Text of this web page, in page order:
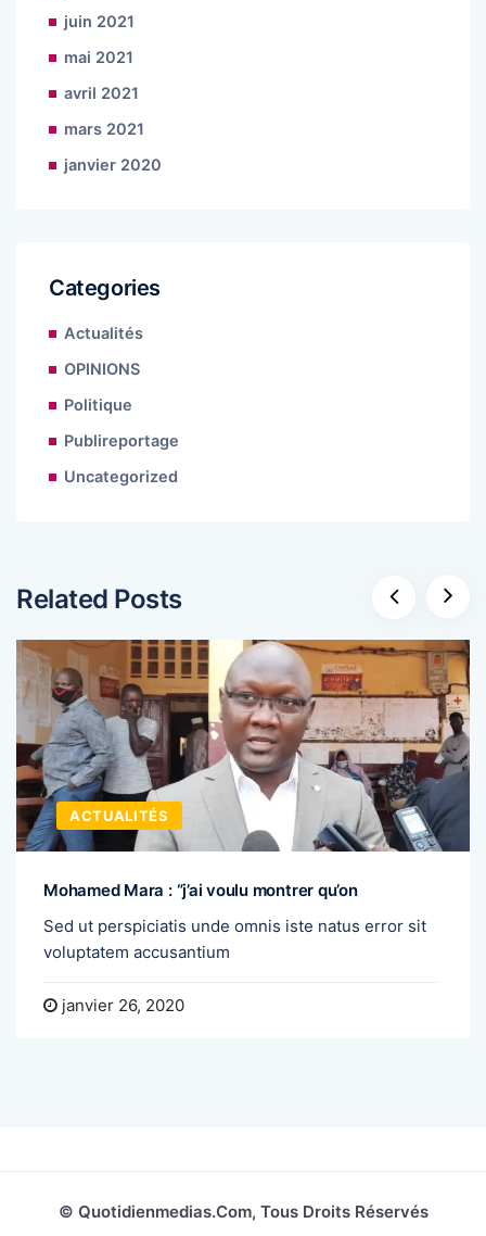
juin 2021
mai 2021
avril 2021
mars 2021
janvier 2020
Categories
Actualités
OPINIONS
Politique
Publireportage
Uncategorized
Related Posts
ACTUALITÉS
Mohamed Mara : “j’ai voulu montrer qu’on
Sed ut perspiciatis unde omnis iste natus error sit
voluptatem accusantium
janvier 26, 2020
© Quotidienmedias.com, Tous Droits Réservés